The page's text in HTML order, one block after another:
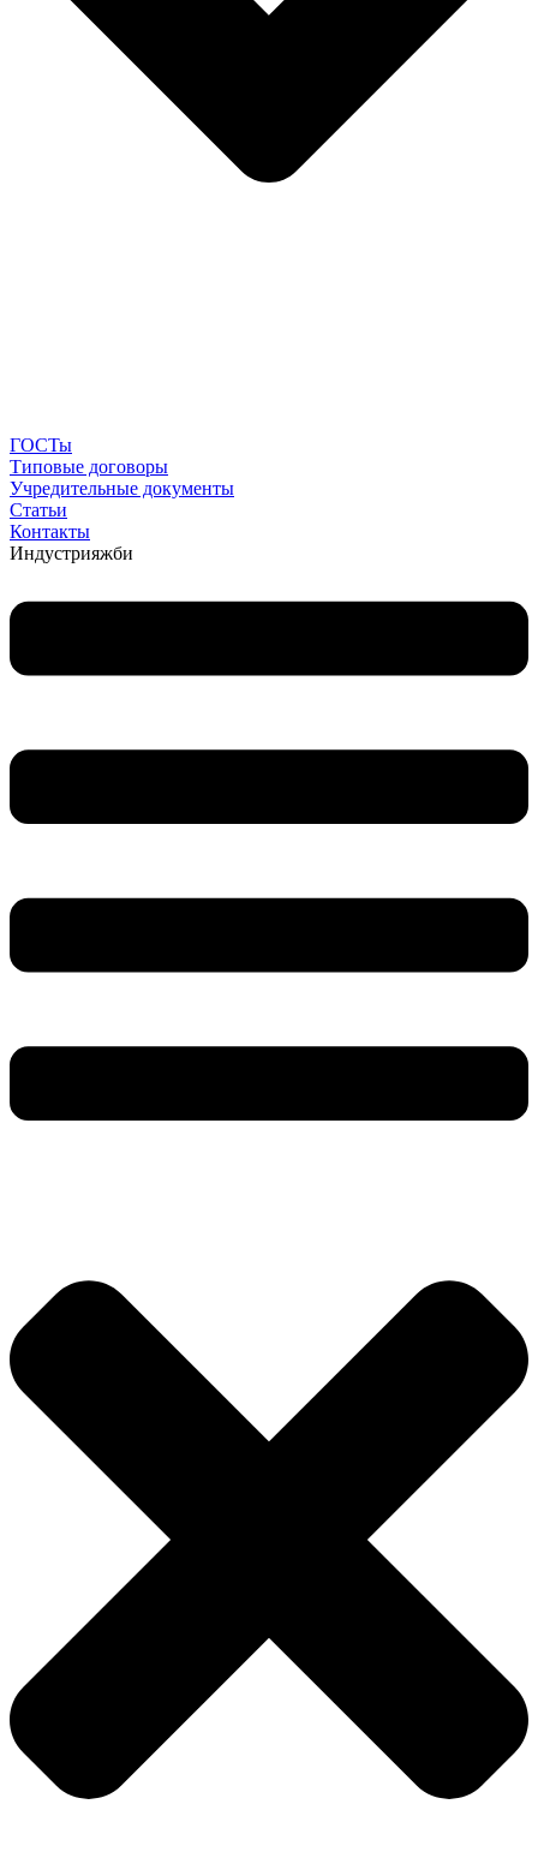
ГОСТы
Типовые договоры
Учредительные документы
Статьи
Контакты
Индустрияжби